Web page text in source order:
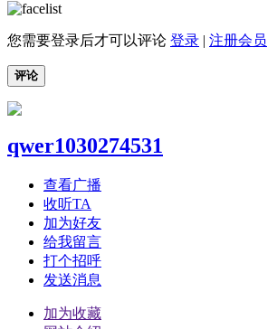
您需要登录后才可以评论 登录 | 注册会员
评论
qwer1030274531
查看广播
收听TA
加为好友
给我留言
打个招呼
发送消息
加为收藏